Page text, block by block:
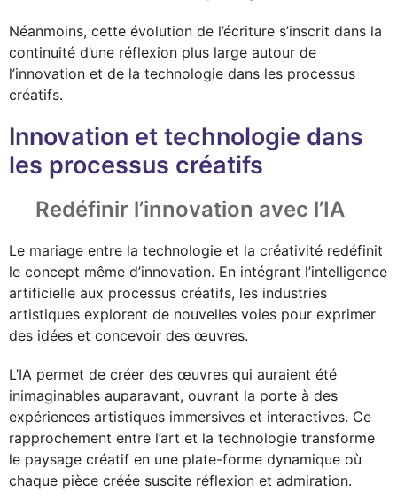
Néanmoins, cette évolution de l’écriture s’inscrit dans la
continuité d’une réflexion plus large autour de
l’innovation et de la technologie dans les processus
créatifs.
Innovation et technologie dans
les processus créatifs
Redéfinir l’innovation avec l’IA
Le mariage entre la technologie et la créativité redéfinit
le concept même d’innovation. En intégrant l’intelligence
artificielle aux processus créatifs, les industries
artistiques explorent de nouvelles voies pour exprimer
des idées et concevoir des œuvres.
L’IA permet de créer des œuvres qui auraient été
inimaginables auparavant, ouvrant la porte à des
expériences artistiques immersives et interactives. Ce
rapprochement entre l’art et la technologie transforme
le paysage créatif en une plate-forme dynamique où
chaque pièce créée suscite réflexion et admiration.